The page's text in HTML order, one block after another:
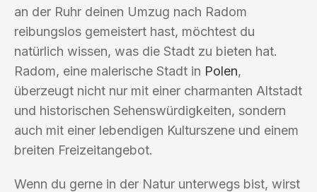
an der Ruhr deinen Umzug nach Radom
reibungslos gemeistert hast, möchtest du
natürlich wissen, was die Stadt zu bieten hat.
Radom, eine malerische Stadt in Polen,
überzeugt nicht nur mit einer charmanten Altstadt
und historischen Sehenswürdigkeiten, sondern
auch mit einer lebendigen Kulturszene und einem
breiten Freizeitangebot.
Wenn du gerne in der Natur unterwegs bist, wirst